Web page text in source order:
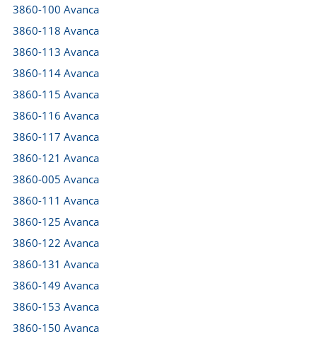
3860-100 Avanca
3860-118 Avanca
3860-113 Avanca
3860-114 Avanca
3860-115 Avanca
3860-116 Avanca
3860-117 Avanca
3860-121 Avanca
3860-005 Avanca
3860-111 Avanca
3860-125 Avanca
3860-122 Avanca
3860-131 Avanca
3860-149 Avanca
3860-153 Avanca
3860-150 Avanca